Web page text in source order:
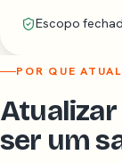
Escopo
POR QUE
ser um